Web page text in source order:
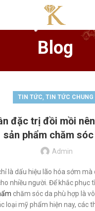
Blog
TIN TỨC, TIN TỨC CHUNG
đặc trị đồi mồi
sản phẩm chăm
Admin
là dấu hiệu lão hóa sớm mà
nhiều người. Để khắc phục
chăm sóc da phù hợp là
loại mỹ phẩm hiện nay, các